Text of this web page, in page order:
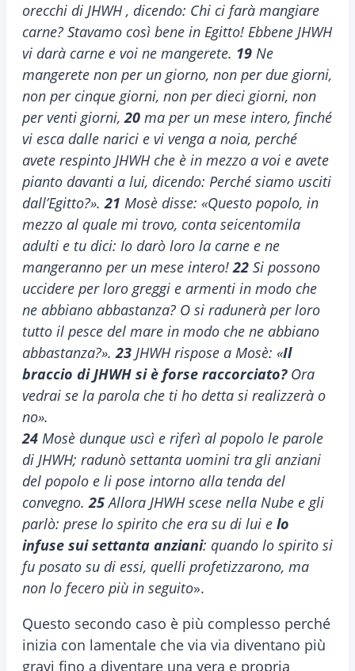
orecchi di JHWH , dicendo: Chi ci farà mangiare
carne? Stavamo così bene in Egitto! Ebbene JHWH
vi darà carne e voi ne mangerete. 19 Ne
mangerete non per un giorno, non per due giorni,
non per cinque giorni, non per dieci giorni, non
per venti giorni,20 ma per un mese intero, finché
vi esca dalle narici e vi venga a noia, perché
avete respinto JHWH che è in mezzo a voi e avete
pianto davanti a lui, dicendo: Perché siamo usciti
dall’Egitto?».21 Mosè disse: «Questo popolo, in
mezzo al quale mi trovo, conta seicentomila
adulti e tu dici: Io darò loro la carne e ne
mangeranno per un mese intero!22 Si possono
uccidere per loro greggi e armenti in modo che
ne abbiano abbastanza? O si radunerà per loro
tutto il pesce del mare in modo che ne abbiano
abbastanza?».23 JHWH rispose a Mosè: «Il
braccio di JHWH si è forse raccorciato?Ora
vedrai se la parola che ti ho detta si realizzerà o
no».
24 Mosè dunque uscì e riferì al popolo le parole
di JHWH; radunò settanta uomini tra gli anziani
del popolo e li pose intorno alla tenda del
convegno.25Allora JHWH scese nella Nube e gli
parlò: prese lo spirito che era su di lui e lo
infuse sui settanta anziani: quando lo spirito si
fu posato su di essi, quelli profetizzarono, ma
non lo fecero più in seguito».
Questo secondo caso è più complesso perché
inizia con lamentale che via via diventano più
gravi fino a diventare una vera e propria